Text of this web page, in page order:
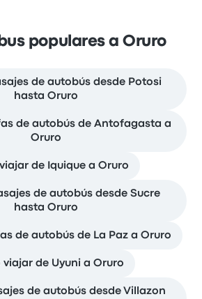
populares a Oruro
de autobús desde Potosi
hasta Oruro
de autobús de Antofagasta a
Oruro
de Iquique a Oruro
de autobús desde Sucre
hasta Oruro
de autobús de La Paz a Oruro
viajar de Uyuni a Oruro
de autobús desde Villazon